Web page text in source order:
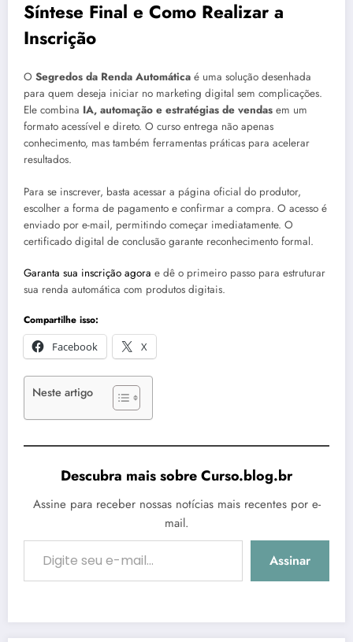
Síntese Final e Como Realizar a
Inscrição
O Segredos da Renda Automática é uma solução desenhada
para quem deseja iniciar no marketing digital sem complicações.
Ele combina IA, automação e estratégias de vendas em um
formato acessível e direto. O curso entrega não apenas
conhecimento, mas também ferramentas práticas para acelerar
resultados.
Para se inscrever, basta acessar a página oficial do produtor,
escolher a forma de pagamento e confirmar a compra. O acesso é
enviado por e-mail, permitindo começar imediatamente. O
certificado digital de conclusão garante reconhecimento formal.
Garanta sua inscrição agora e dê o primeiro passo para estruturar
sua renda automática com produtos digitais.
Compartilhe isso:
Facebook
X
Neste artigo
Descubra mais sobre Curso.blog.br
Assine para receber nossas notícias mais recentes por e-
mail.
Digite seu e-mail…
Assinar